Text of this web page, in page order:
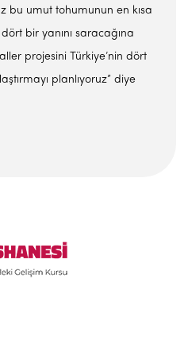
bu umut tohumunun en kısa
bir yanını saracağına
projesini Türkiye’nin dört
planlıyoruz” diye